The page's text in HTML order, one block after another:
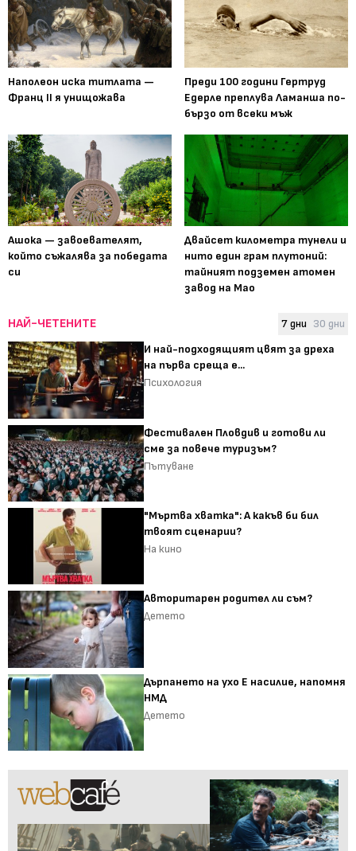
Наполеон иска титлата —
Франц II я унищожава
Преди 100 години Гертруд
Едерле преплува Ламанша по-
бързо от всеки мъж
Ашока — завоевателят,
който съжалява за победата
си
Двайсет километра тунели и
нито един грам плутоний:
тайният подземен атомен
завод на Мао
НАЙ-ЧЕТЕНИТЕ 7 дни 30 дни
И най-подходящият цвят за дреха
на първа среща е...
Психология
Фестивален Пловдив и готови ли
сме за повече туризъм?
Пътуване
"Мъртва хватка": А какъв би бил
твоят сценарии?
На кино
Авторитарен родител ли съм?
Детето
Дърпането на ухо Е насилие, напомня
НМД
Детето